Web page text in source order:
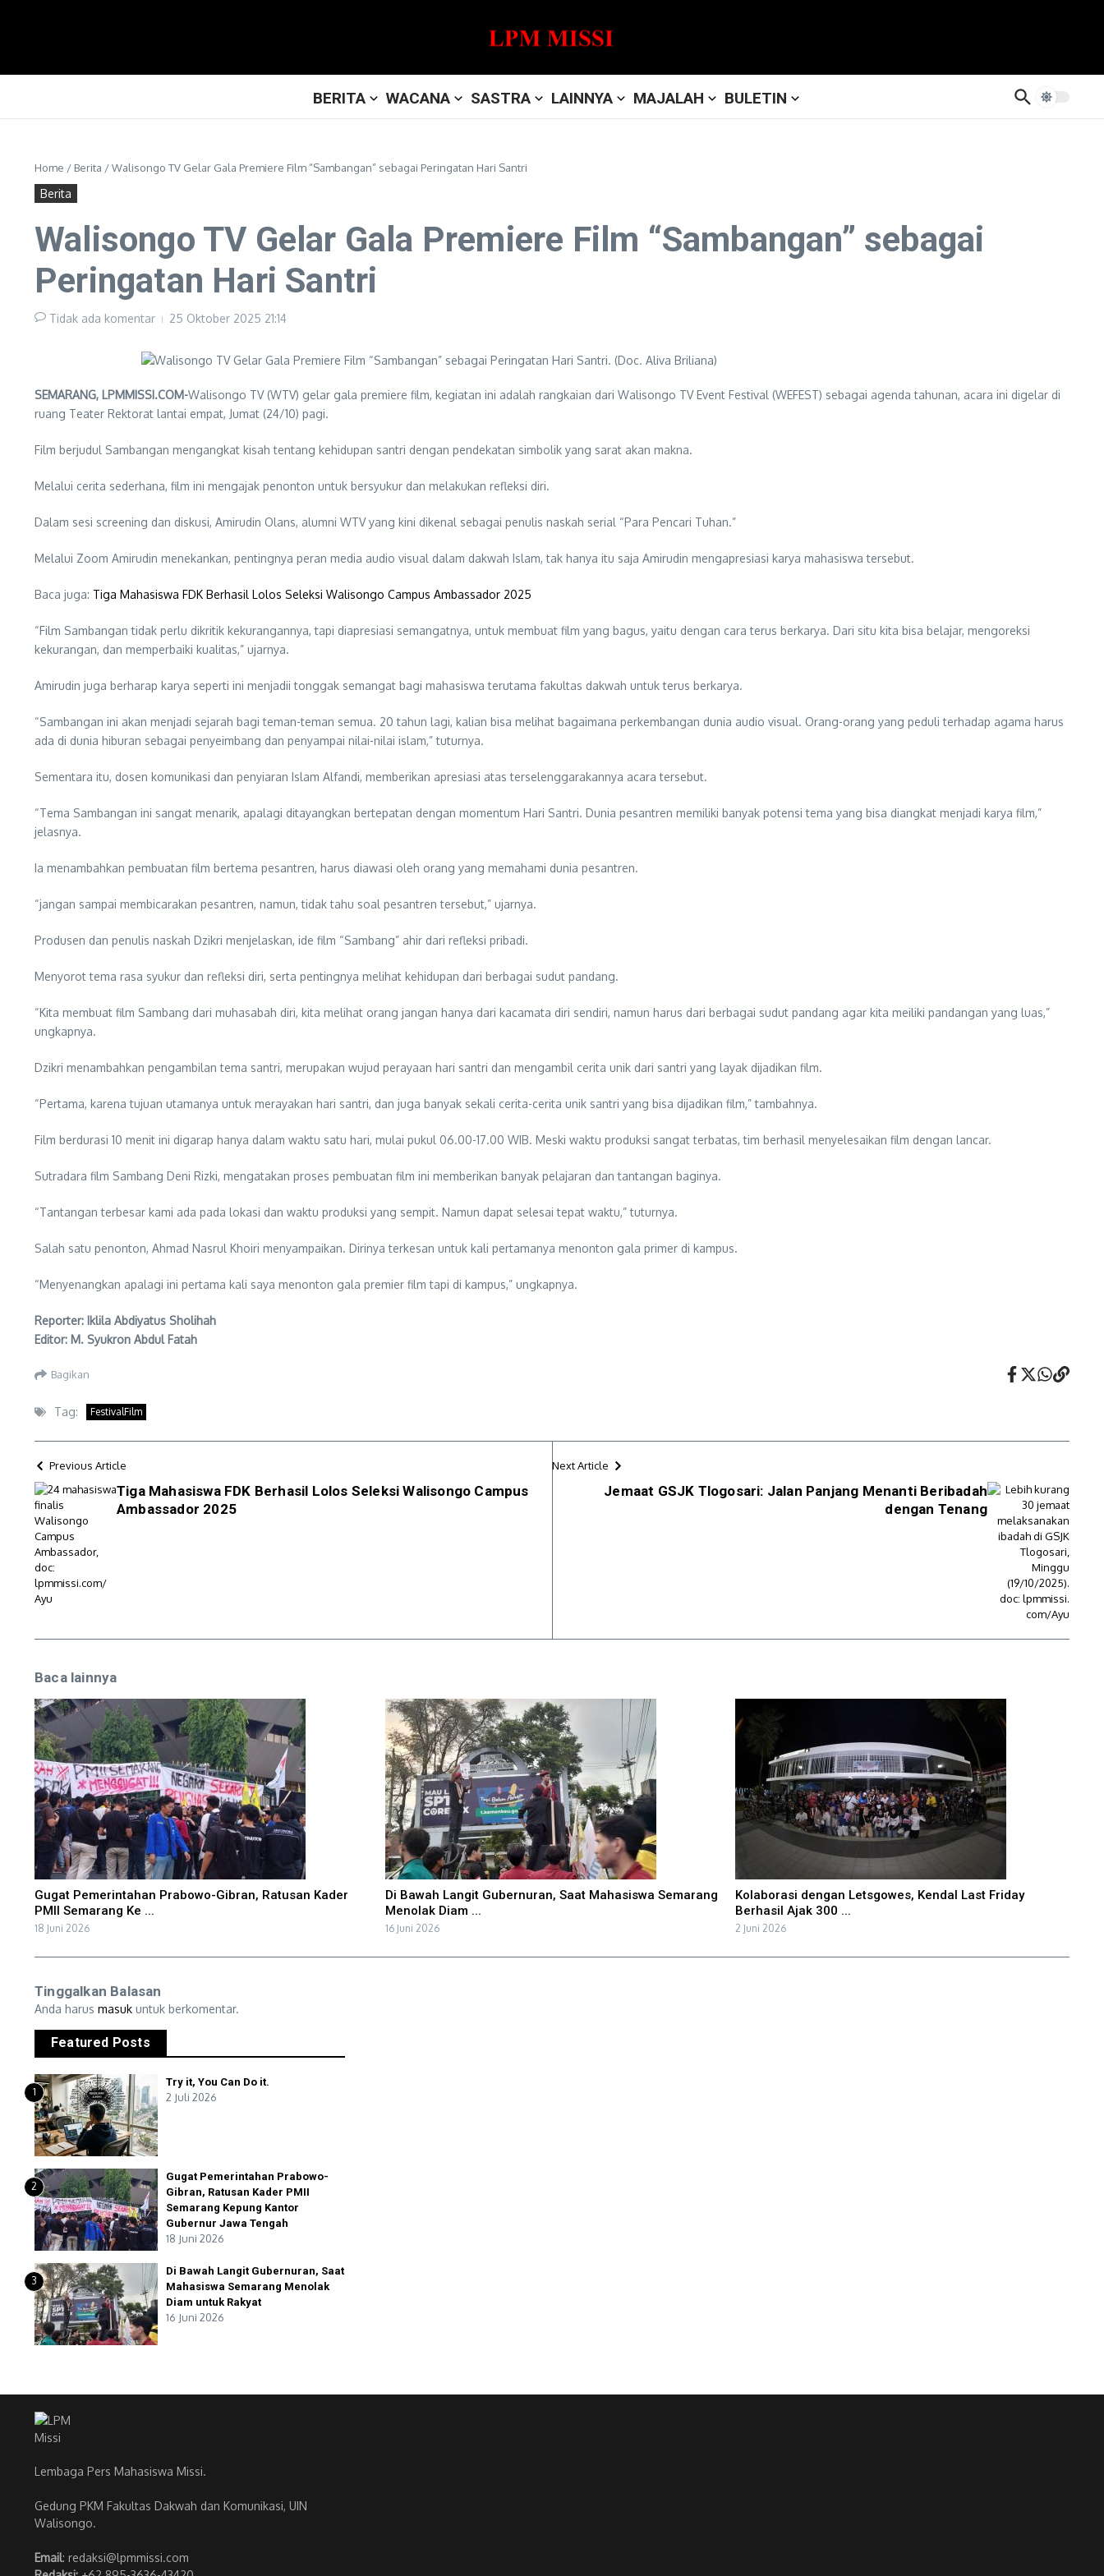
BERITA WACANA SASTRA LAINNYA MAJALAH BULETIN
Home / Berita /Walisongo TV Gelar Gala Premiere Film “Sambangan” sebagai Peringatan Hari Santri
Berita
Walisongo TV Gelar Gala Premiere Film “Sambangan” sebagai
Peringatan Hari Santri
Tidak ada komentar 25 Oktober 2025 21:14
SEMARANG, LPMMISSI.COM-Walisongo TV (WTV) gelar gala premiere film, kegiatan ini adalah rangkaian dari Walisongo TV Event Festival (WEFEST) sebagai agenda tahunan, acara ini digelar di
ruang Teater Rektorat lantai empat, Jumat (24/10) pagi.
Film berjudul Sambangan mengangkat kisah tentang kehidupan santri dengan pendekatan simbolik yang sarat akan makna.
Melalui cerita sederhana, film ini mengajak penonton untuk bersyukur dan melakukan refleksi diri.
Dalam sesi screening dan diskusi, Amirudin Olans, alumni WTV yang kini dikenal sebagai penulis naskah serial “Para Pencari Tuhan.”
Melalui Zoom Amirudin menekankan, pentingnya peran media audio visual dalam dakwah Islam, tak hanya itu saja Amirudin mengapresiasi karya mahasiswa tersebut.
Baca juga: Tiga Mahasiswa FDK Berhasil Lolos Seleksi Walisongo Campus Ambassador 2025
“Film Sambangan tidak perlu dikritik kekurangannya, tapi diapresiasi semangatnya, untuk membuat film yang bagus, yaitu dengan cara terus berkarya. Dari situ kita bisa belajar, mengoreksi
kekurangan, dan memperbaiki kualitas,” ujarnya.
Amirudin juga berharap karya seperti ini menjadii tonggak semangat bagi mahasiswa terutama fakultas dakwah untuk terus berkarya.
“Sambangan ini akan menjadi sejarah bagi teman-teman semua. 20 tahun lagi, kalian bisa melihat bagaimana perkembangan dunia audio visual. Orang-orang yang peduli terhadap agama harus
ada di dunia hiburan sebagai penyeimbang dan penyampai nilai-nilai islam,” tuturnya.
Sementara itu, dosen komunikasi dan penyiaran Islam Alfandi, memberikan apresiasi atas terselenggarakannya acara tersebut.
“Tema Sambangan ini sangat menarik, apalagi ditayangkan bertepatan dengan momentum Hari Santri. Dunia pesantren memiliki banyak potensi tema yang bisa diangkat menjadi karya film,”
jelasnya.
Ia menambahkan pembuatan film bertema pesantren, harus diawasi oleh orang yang memahami dunia pesantren.
“jangan sampai membicarakan pesantren, namun, tidak tahu soal pesantren tersebut,” ujarnya.
Produsen dan penulis naskah Dzikri menjelaskan, ide film “Sambang” ahir dari refleksi pribadi.
Menyorot tema rasa syukur dan refleksi diri, serta pentingnya melihat kehidupan dari berbagai sudut pandang.
“Kita membuat film Sambang dari muhasabah diri, kita melihat orang jangan hanya dari kacamata diri sendiri, namun harus dari berbagai sudut pandang agar kita meiliki pandangan yang luas,”
ungkapnya.
Dzikri menambahkan pengambilan tema santri, merupakan wujud perayaan hari santri dan mengambil cerita unik dari santri yang layak dijadikan film.
“Pertama, karena tujuan utamanya untuk merayakan hari santri, dan juga banyak sekali cerita-cerita unik santri yang bisa dijadikan film,” tambahnya.
Film berdurasi 10 menit ini digarap hanya dalam waktu satu hari, mulai pukul 06.00-17.00 WIB. Meski waktu produksi sangat terbatas, tim berhasil menyelesaikan film dengan lancar.
Sutradara film Sambang Deni Rizki, mengatakan proses pembuatan film ini memberikan banyak pelajaran dan tantangan baginya.
“Tantangan terbesar kami ada pada lokasi dan waktu produksi yang sempit. Namun dapat selesai tepat waktu,” tuturnya.
Salah satu penonton, Ahmad Nasrul Khoiri menyampaikan. Dirinya terkesan untuk kali pertamanya menonton gala primer di kampus.
“Menyenangkan apalagi ini pertama kali saya menonton gala premier film tapi di kampus,” ungkapnya.
Reporter: Iklila Abdiyatus Sholihah
Editor: M. Syukron Abdul Fatah
Bagikan
Tag: FestivalFilm
Previous Article
Tiga Mahasiswa FDK Berhasil Lolos Seleksi Walisongo Campus
Ambassador 2025
Next Article
Jemaat GSJK Tlogosari: Jalan Panjang Menanti Beribadah
dengan Tenang
Baca lainnya
Gugat Pemerintahan Prabowo-Gibran, Ratusan Kader
PMII Semarang Ke ...
18 Juni 2026
Di Bawah Langit Gubernuran, Saat Mahasiswa Semarang
Menolak Diam ...
16 Juni 2026
Kolaborasi dengan Letsgowes, Kendal Last Friday
Berhasil Ajak 300 ...
2 Juni 2026
Tinggalkan Balasan
Anda harus masuk untuk berkomentar.
Featured Posts
1
Try it, You Can Do it.
2 Juli 2026
2
Gugat Pemerintahan Prabowo-
Gibran, Ratusan Kader PMII
Semarang Kepung Kantor
Gubernur Jawa Tengah
18 Juni 2026
3
Di Bawah Langit Gubernuran, Saat
Mahasiswa Semarang Menolak
Diam untuk Rakyat
16 Juni 2026
Lembaga Pers Mahasiswa Missi.
Gedung PKM Fakultas Dakwah dan Komunikasi, UIN
Walisongo.
Email: redaksi@lpmmissi.com